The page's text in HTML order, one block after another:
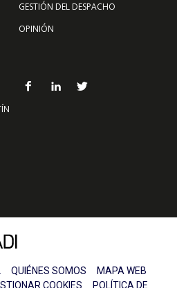
GESTIÓN DEL DESPACHO
OPINIÓN
QUIÉNES SOMOS
MAPA WEB
COOKIES POLÍTICA DE